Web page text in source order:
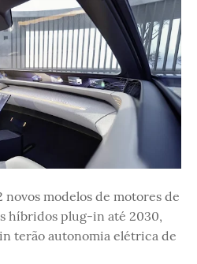
novos modelos de motores de
híbridos plug-in até 2030,
terão autonomia elétrica de